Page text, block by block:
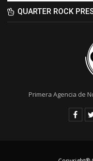
QUARTER ROCK
Primera Agencia de